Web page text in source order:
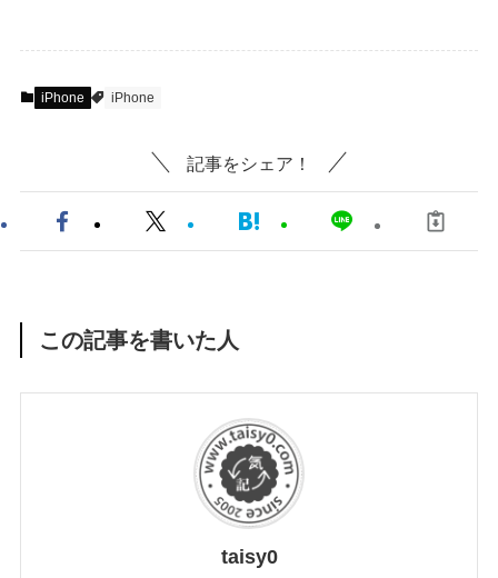
iPhone iPhone
記事をシェア！
この記事を書いた人
taisy0